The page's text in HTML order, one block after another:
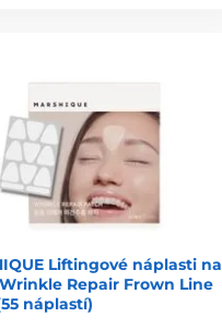
Liftingové náplasti na
Repair Frown Line
náplastí)